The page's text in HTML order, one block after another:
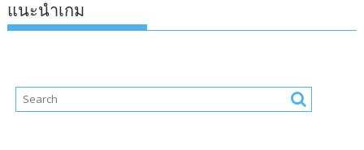
แนะนำเกม